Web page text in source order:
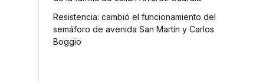
Resistencia: cambió el funcionamiento del
semáforo de avenida San Martín y Carlos
Boggio